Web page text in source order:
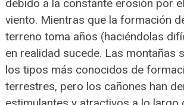
debido a la constante erosión por
viento. Mientras que la formación
terreno toma años (haciéndolas
en realidad sucede. Las montañas
los tipos más conocidos de
terrestres, pero los cañones han